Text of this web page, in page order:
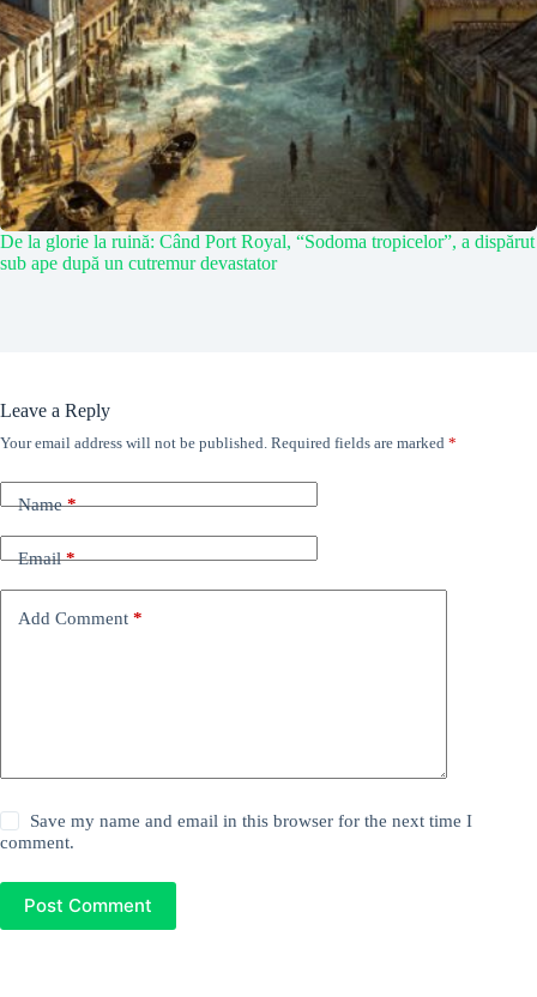
De la glorie la ruină: Când Port Royal, “Sodoma tropicelor”, a dispărut
sub ape după un cutremur devastator
Leave a Reply
Your email address will not be published. Required fields are marked *
Name*
Email*
Add Comment *
Save my name and email in this browser for the next time I
comment.
Post Comment